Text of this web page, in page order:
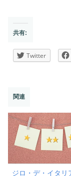
共有:
Twitter
関連
ジロ・デ・イタリ